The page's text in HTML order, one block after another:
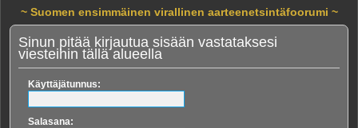
~ Suomen ensimmäinen virallinen aarteenetsintäfoorumi ~
Sinun pitää kirjautua sisään vastataksesi
viesteihin tällä alueella
Käyttäjätunnus:
Salasana: